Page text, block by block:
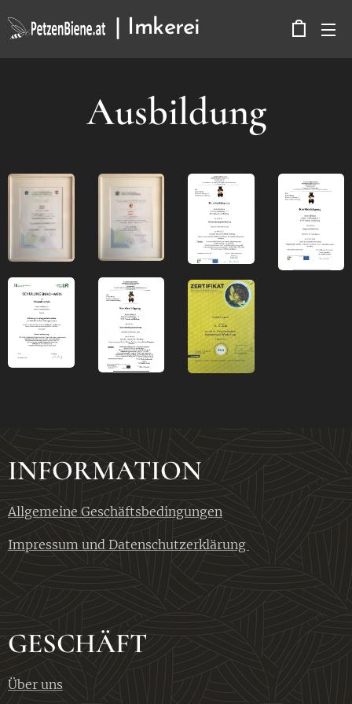
| Imkerei
Ausbildung
INFORMATION
Allgemeine Geschäftsbedingungen
Impressum und Datenschutzerklärung
GESCHÄFT
Über uns